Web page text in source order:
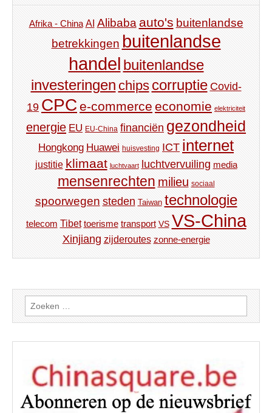
Afrika - China AI Alibaba auto's buitenlandse
betrekkingen buitenlandse
handel buitenlandse
investeringen chips corruptie Covid-
19 CPC e-commerce economie elektriciteit
energie EU EU-China financiën gezondheid
Hongkong Huawei huisvesting ICT internet
justitie klimaat luchtvaart luchtvervuiling media
mensenrechten milieu sociaal
spoorwegen steden Taiwan technologie
telecom Tibet toerisme transport VS VS-China
Xinjiang zijderoutes zonne-energie
Zoeken
naar: